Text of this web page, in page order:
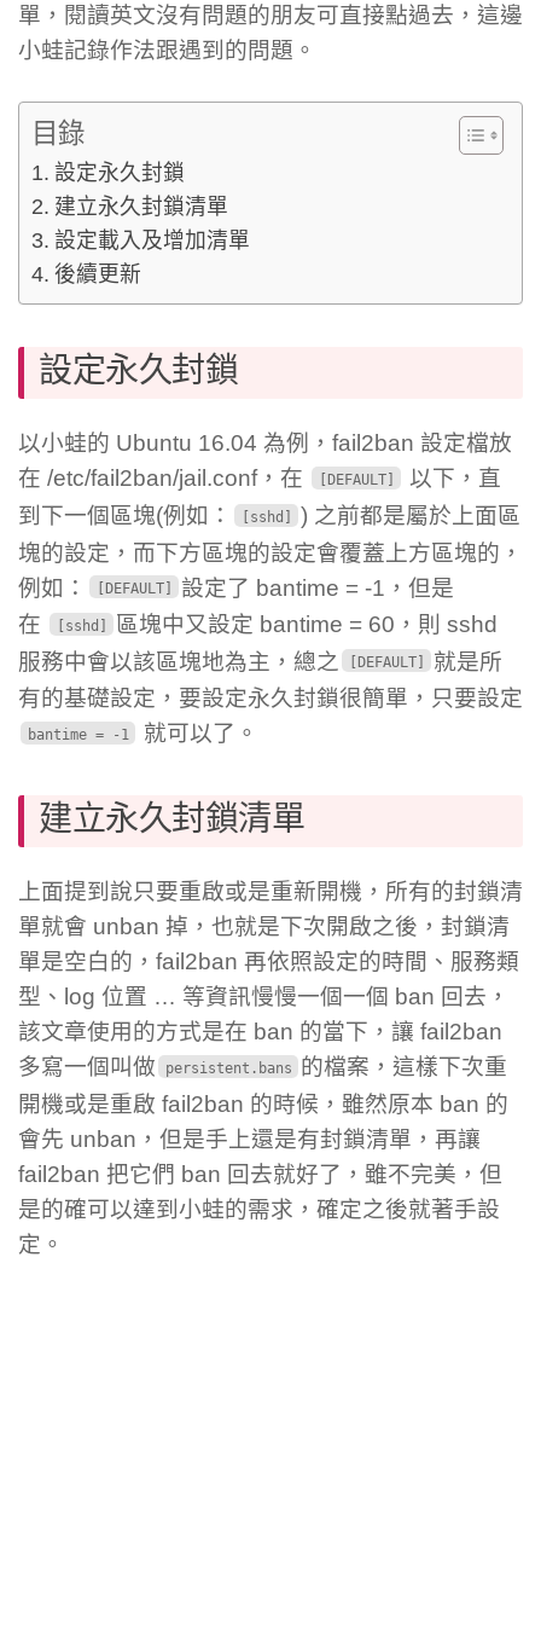
單，閱讀英文沒有問題的朋友可直接點過去，這邊
小蛙記錄作法跟遇到的問題。
目錄
設定永久封鎖
建立永久封鎖清單
設定載入及增加清單
後續更新
設定永久封鎖
以小蛙的 Ubuntu 16.04 為例，fail2ban 設定檔放
在 /etc/fail2ban/jail.conf，在
[DEFAULT]
以下，直
到下一個區塊(例如：
[sshd]
) 之前都是屬於上面區
塊的設定，而下方區塊的設定會覆蓋上方區塊的，
例如：
[DEFAULT]
設定了 bantime = -1，但是
在
[sshd]
區塊中又設定 bantime = 60，則 sshd
服務中會以該區塊地為主，總之
[DEFAULT]
就是所
有的基礎設定，要設定永久封鎖很簡單，只要設定
bantime = -1 就可以了。
建立永久封鎖清單
上面提到說只要重啟或是重新開機，所有的封鎖清
單就會 unban 掉，也就是下次開啟之後，封鎖清
單是空白的，fail2ban 再依照設定的時間、服務類
型、log 位置 … 等資訊慢慢一個一個 ban 回去，
該文章使用的方式是在 ban 的當下，讓 fail2ban
多寫一個叫做
persistent.bans
的檔案，這樣下次重
開機或是重啟 fail2ban 的時候，雖然原本 ban 的
會先 unban，但是手上還是有封鎖清單，再讓
fail2ban 把它們 ban 回去就好了，雖不完美，但
是的確可以達到小蛙的需求，確定之後就著手設
定。